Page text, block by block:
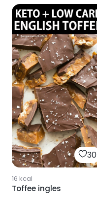
30
16 kcal
Toffee ingles